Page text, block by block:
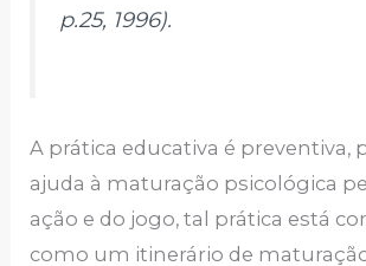
p.25, 1996).
A prática educativa é preventiva,
ajuda à maturação psicológica
ação e do jogo, tal prática está
como um itinerário de